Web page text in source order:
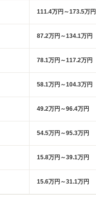
111.4万円～173.5万円
87.2万円～134.1万円
78.1万円～117.2万円
58.1万円～104.3万円
49.2万円～96.4万円
54.5万円～95.3万円
15.8万円～39.1万円
15.6万円～31.1万円